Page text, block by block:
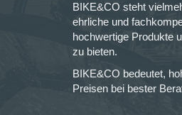
BIKE&CO steht
ehrliche und
hochwertige Produkte
zu bieten.
BIKE&CO bedeutet,
Preisen bei bester